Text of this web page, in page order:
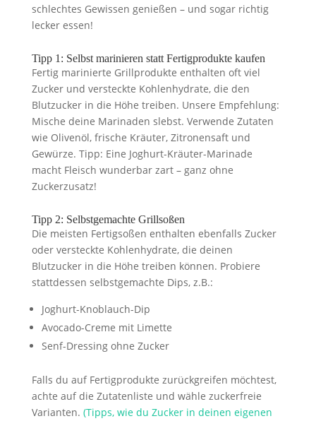
schlechtes Gewissen genießen – und sogar richtig
lecker essen!
Tipp 1: Selbst marinieren statt Fertigprodukte kaufen
Fertig marinierte Grillprodukte enthalten oft viel
Zucker und versteckte Kohlenhydrate, die den
Blutzucker in die Höhe treiben. Unsere Empfehlung:
Mische deine Marinaden slebst. Verwende Zutaten
wie Olivenöl, frische Kräuter, Zitronensaft und
Gewürze. Tipp: Eine Joghurt-Kräuter-Marinade
macht Fleisch wunderbar zart – ganz ohne
Zuckerzusatz!
Tipp 2: Selbstgemachte Grillsoßen
Die meisten Fertigsoßen enthalten ebenfalls Zucker
oder versteckte Kohlenhydrate, die deinen
Blutzucker in die Höhe treiben können. Probiere
stattdessen selbstgemachte Dips, z.B.:
Joghurt-Knoblauch-Dip
Avocado-Creme mit Limette
Senf-Dressing ohne Zucker
Falls du auf Fertigprodukte zurückgreifen möchtest,
achte auf die Zutatenliste und wähle zuckerfreie
Varianten. (Tipps, wie du Zucker in deinen eigenen